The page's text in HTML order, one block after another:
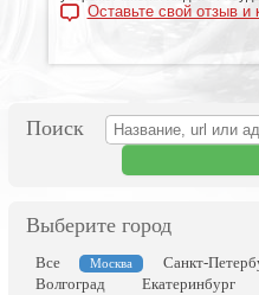
Оставьте свой отзыв и
Поиск
Выберите город
Все Москва Санкт-
Волгоград
Екатеринбург